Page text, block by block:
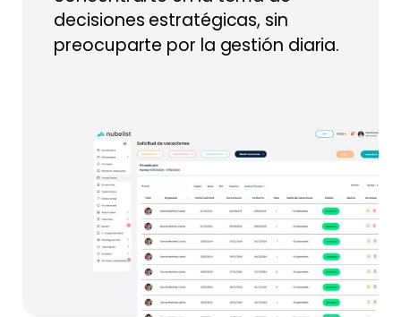
decisiones estratégicas, sin
preocuparte por la gestión diaria.